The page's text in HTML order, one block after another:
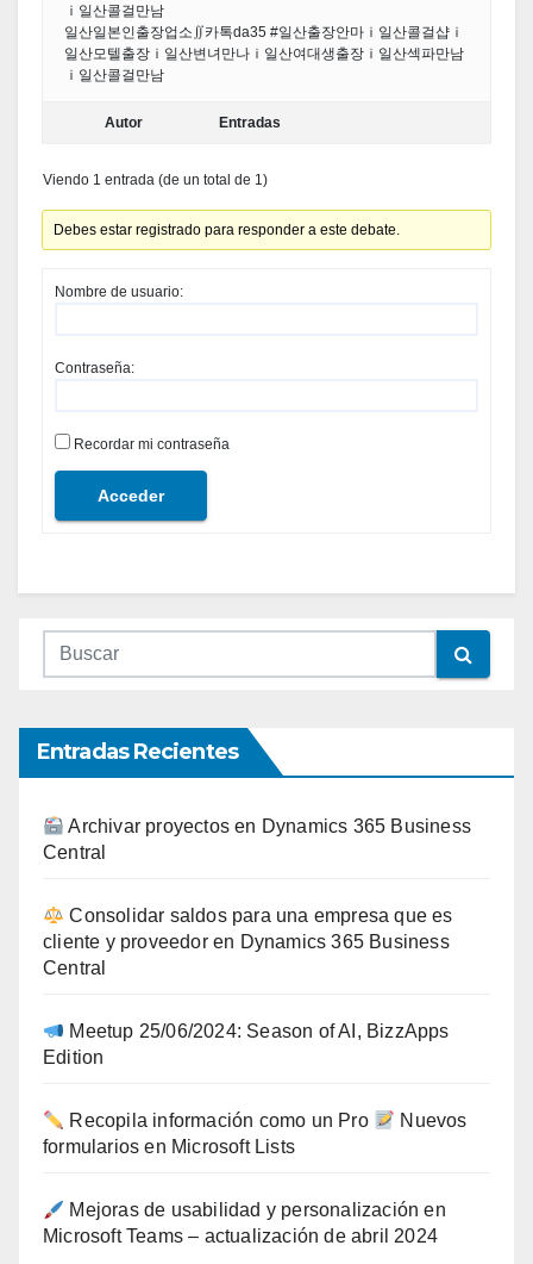
ｉ일산콜걸만남
일산일본인출장업소∬카톡da35 #일산출장안마ｉ일산콜걸샵ｉ
일산모텔출장ｉ일산변녀만나ｉ일산여대생출장ｉ일산섹파만남
ｉ일산콜걸만남
Autor Entradas
Viendo 1 entrada (de un total de 1)
Debes estar registrado para responder a este debate.
Nombre de usuario:
Contraseña:
Recordar mi contraseña
Acceder
Entradas Recientes
Archivar proyectos en Dynamics 365 Business
Central
Consolidar saldos para una empresa que es
cliente y proveedor en Dynamics 365 Business
Central
Meetup 25/06/2024: Season of AI, BizzApps
Edition
Recopila información como un Pro
Nuevos
formularios en Microsoft Lists
Mejoras de usabilidad y personalización en
Microsoft Teams – actualización de abril 2024